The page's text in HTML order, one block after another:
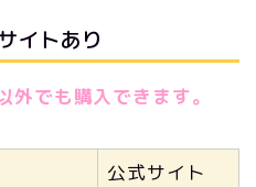
イトあり
外でも購入できます。
公式サイト